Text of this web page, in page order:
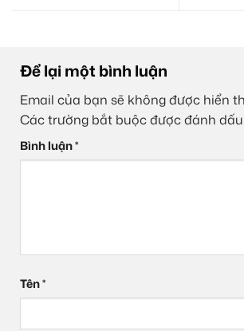
Để lại một bình luận
Email của bạn sẽ không được hiển
Các trường bắt buộc được đánh dấu
Bình luận*
Tên*